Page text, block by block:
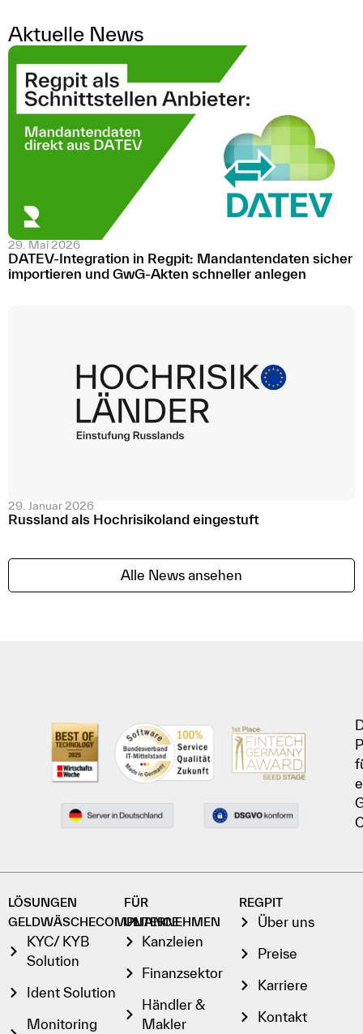
Aktuelle News
29. Mai 2026
DATEV-Integration in Regpit: Mandantendaten sicher
importieren und GwG-Akten schneller anlegen
29. Januar 2026
Russland als Hochrisikoland eingestuft
Alle News ansehen
LÖSUNGEN
GELDWÄSCHECOMPLIANCE
KYC/ KYB
Solution
Ident Solution
Monitoring
FÜR
UNTERNEHMEN
Kanzleien
Finanzsektor
Händler &
Makler
REGPIT
Über uns
Preise
Karriere
Kontakt